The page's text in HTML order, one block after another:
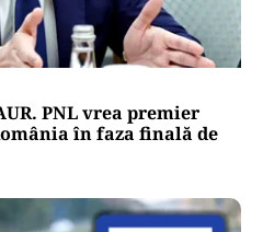
PNL vrea premier
în faza finală de